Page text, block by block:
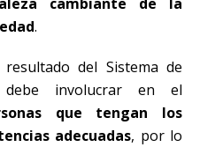
.
del Sistema de
debe involucrar en el
que tengan los
adecuadas, por lo